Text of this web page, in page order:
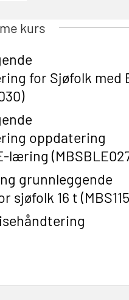
kurs
for Sjøfolk med
oppdatering
læring
grunnleggende
sjøfolk 16 t